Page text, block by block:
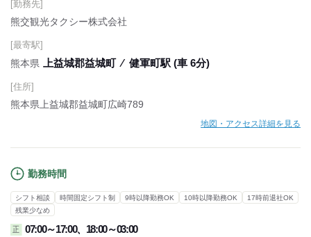
[勤務先]
熊交観光タクシー株式会社
[最寄駅]
熊本県 上益城郡益城町⁄ 健軍町駅 (車 6分)
[住所]
熊本県上益城郡益城町広崎789
地図・アクセス詳細を見る
勤務時間
シフト相談 時間固定シフト制 9時以降勤務OK 10時以降勤務OK
17時前退社OK
残業少なめ
正 07:00～17:00、18:00～03:00